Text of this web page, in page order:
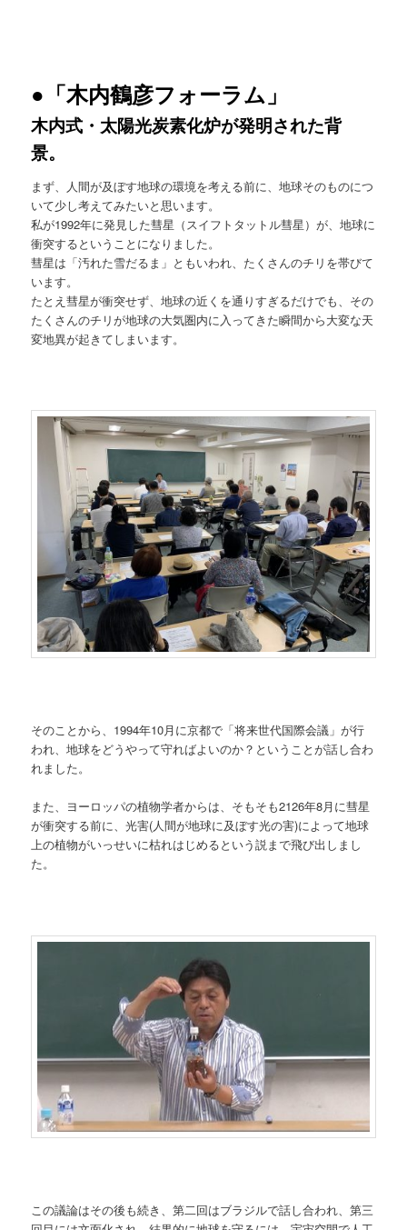
●「木内鶴彦フォーラム」
木内式・太陽光炭素化炉が発明された背
景。
まず、人間が及ぼす地球の環境を考える前に、地球そのものにつ
いて少し考えてみたいと思います。
私が1992年に発見した彗星（スイフトタットル彗星）が、地球に
衝突するということになりました。
彗星は「汚れた雪だるま」ともいわれ、たくさんのチリを帯びて
います。
たとえ彗星が衝突せず、地球の近くを通りすぎるだけでも、その
たくさんのチリが地球の大気圏内に入ってきた瞬間から大変な天
変地異が起きてしまいます。
そのことから、1994年10月に京都で「将来世代国際会議」が行
われ、地球をどうやって守ればよいのか？ということが話し合わ
れました。
また、ヨーロッパの植物学者からは、そもそも2126年8月に彗星
が衝突する前に、光害(人間が地球に及ぼす光の害)によって地球
上の植物がいっせいに枯れはじめるという説まで飛び出しまし
た。
この議論はその後も続き、第二回はブラジルで話し合われ、第三